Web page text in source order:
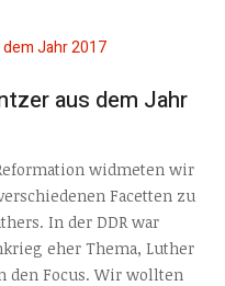
aus dem Jahr
widmeten wir
Facetten zu
In der DDR war
eher Thema, Luther
den Focus. Wir wollten